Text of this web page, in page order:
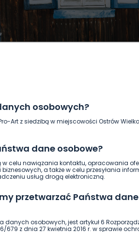
osobowych?
Art z siedzibą w miejscowości Ostrów
dane osobowe?
celu nawiązania kontaktu, opracowania
a także w celu przesyłania
usług drogą elektroniczną.
przetwarzać Państwa dane
osobowych, jest artykuł 6
679 z dnia 27 kwietnia 2016 r. w sprawie
I FINANSE HISTORIA
WASZE INFO WSZYSTKICH ŚWIĘTYCH